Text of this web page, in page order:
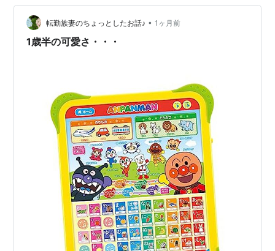
や電車内など道行く人にタッチを求めること。 それもす
っごい笑顔で。 バイバイはあまりしない。 なぜならバイ
バイするよりはタッチをしたいから。 どうやら人と触れ
転勤族妻のちょっとしたお話♪ • 1ヶ月前
1歳半の可愛さ・・・